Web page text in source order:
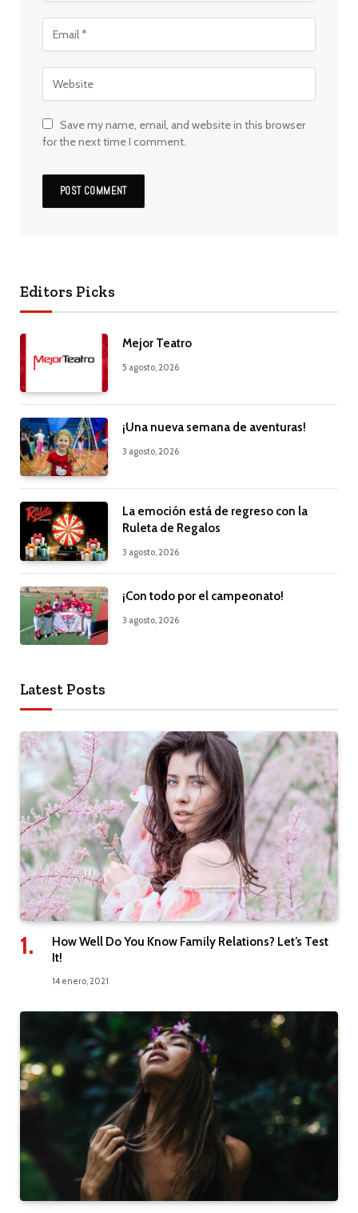
Save my name, email, and website in this browser
for the next time I comment.
Editors Picks
Mejor Teatro
5 agosto, 2026
¡Una nueva semana de aventuras!
3 agosto, 2026
La emoción está de regreso con la
Ruleta de Regalos
3 agosto, 2026
¡Con todo por el campeonato!
3 agosto, 2026
Latest Posts
How Well Do You Know Family Relations? Let’s Test
It!
14 enero, 2021